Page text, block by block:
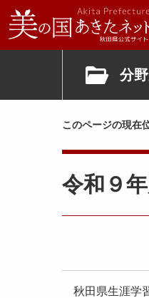
分
このページの現在
令和９
秋田県生涯学